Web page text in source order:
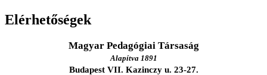
Elérhetőségek
Magyar Pedagógiai Társaság
Alapítva 1891
Budapest VII. Kazinczy u. 23-27.